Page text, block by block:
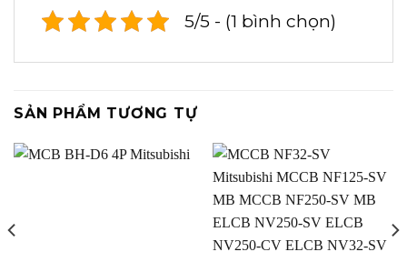
5/5 - (1 bình chọn)
SẢN PHẨM TƯƠNG TỰ